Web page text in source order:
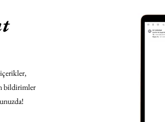
içerikler,
bildirimler